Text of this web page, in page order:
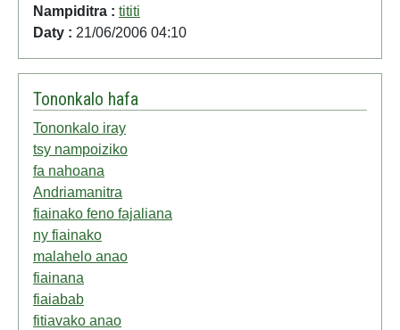
Nampiditra : tititi
Daty : 21/06/2006 04:10
Tononkalo hafa
Tononkalo iray
tsy nampoiziko
fa nahoana
Andriamanitra
fiainako feno fajaliana
ny fiainako
malahelo anao
fiainana
fiaiabab
fitiavako anao